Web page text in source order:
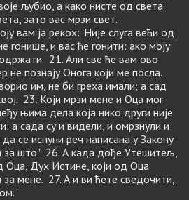
љубио, а како нисте од света
зато вас мрзи свет.
вам ја рекох: 'Није слуга већи од
гонише, и вас ће гонити: ако моју
21. Али све ће вам ово
не познају Онога који ме посла.
им, не би греха имали; а сад
23. Који мрзи мене и Оца мог
њима дела која нико други није
а сада су и видели, и омрзнули и
се испуни реч написана у Закону
што.' 26. А када дође Утешитељ,
Оца, Дух Истине, који од Оца
мене. 27. А и ви ћете сведочити,